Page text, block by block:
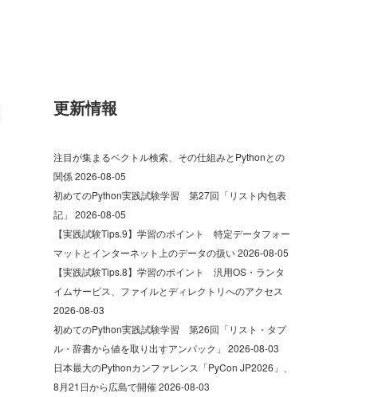
更新情報
注目が集まるベクトル検索、その仕組みとPythonとの
関係2026-08-05
初めてのPython実践試験学習 第27回「リスト内包表
記」 2026-08-05
【実践試験Tips.9】学習のポイント 特定データフォー
マットとインターネット上のデータの扱い2026-08-05
【実践試験Tips.8】学習のポイント 汎用OS・ランタ
イムサービス、ファイルとディレクトリへのアクセス
2026-08-03
初めてのPython実践試験学習 第26回「リスト・タプ
ル・辞書から値を取り出すアンパック」 2026-08-03
日本最大のPythonカンファレンス「PyCon JP2026」、
8月21日から広島で開催2026-08-03